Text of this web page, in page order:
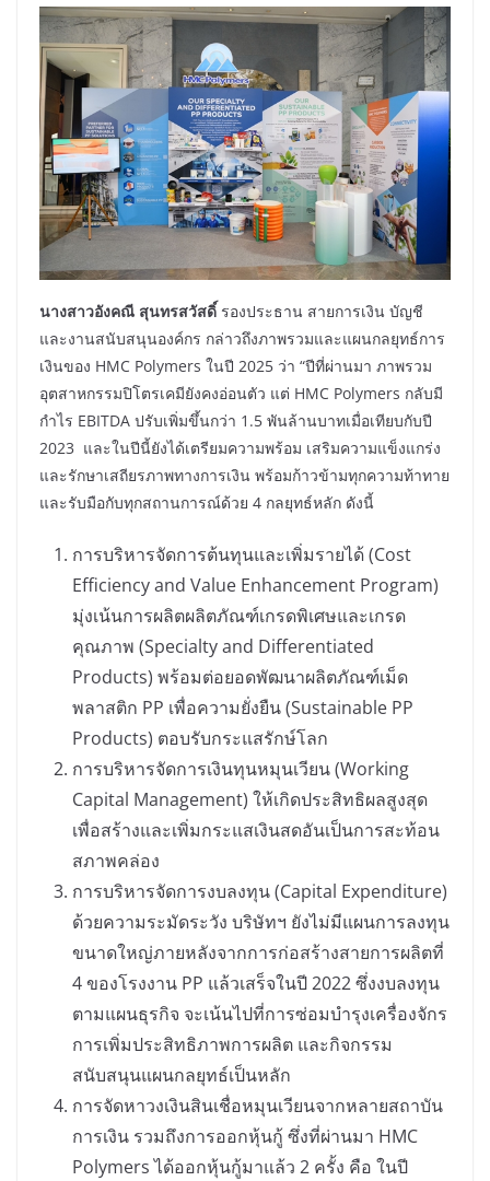
นางสาวอังคณี สุนทรสวัสดิ์ รองประธาน สายการเงิน บัญชี
และงานสนับสนุนองค์กร กล่าวถึงภาพรวมและแผนกลยุทธ์การ
เงินของ HMC Polymers ในปี 2025 ว่า “ปีที่ผ่านมา ภาพรวม
อุตสาหกรรมปิโตรเคมียังคงอ่อนตัว แต่ HMC Polymers กลับมี
กำไร EBITDA ปรับเพิ่มขึ้นกว่า 1.5 พันล้านบาทเมื่อเทียบกับปี
2023 และในปีนี้ยังได้เตรียมความพร้อม เสริมความแข็งแกร่ง
และรักษาเสถียรภาพทางการเงิน พร้อมก้าวข้ามทุกความท้าทาย
และรับมือกับทุกสถานการณ์ด้วย 4 กลยุทธ์หลัก ดังนี้
การบริหารจัดการต้นทุนและเพิ่มรายได้ (Cost
Efficiency and Value Enhancement Program)
มุ่งเน้นการผลิตผลิตภัณฑ์เกรดพิเศษและเกรด
คุณภาพ (Specialty and Differentiated
Products) พร้อมต่อยอดพัฒนาผลิตภัณฑ์เม็ด
พลาสติก PP เพื่อความยั่งยืน (Sustainable PP
Products) ตอบรับกระแสรักษ์โลก
การบริหารจัดการเงินทุนหมุนเวียน (Working
Capital Management) ให้เกิดประสิทธิผลสูงสุด
เพื่อสร้างและเพิ่มกระแสเงินสดอันเป็นการสะท้อน
สภาพคล่อง
การบริหารจัดการงบลงทุน (Capital Expenditure)
ด้วยความระมัดระวัง บริษัทฯ ยังไม่มีแผนการลงทุน
ขนาดใหญ่ภายหลังจากการก่อสร้างสายการผลิตที่
4 ของโรงงาน PP แล้วเสร็จในปี 2022 ซึ่งงบลงทุน
ตามแผนธุรกิจ จะเน้นไปที่การซ่อมบำรุงเครื่องจักร
การเพิ่มประสิทธิภาพการผลิต และกิจกรรม
สนับสนุนแผนกลยุทธ์เป็นหลัก
การจัดหาวงเงินสินเชื่อหมุนเวียนจากหลายสถาบัน
การเงิน รวมถึงการออกหุ้นกู้ ซึ่งที่ผ่านมา HMC
Polymers ได้ออกหุ้นกู้มาแล้ว 2 ครั้ง คือ ในปี